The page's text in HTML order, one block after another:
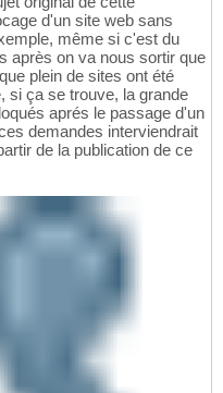
d'un site web sans
même si c'est du
après on va nous sortir que
plein de sites ont été
si ça se trouve, la grande
aprés le passage d'un
demandes interviendrait
de la publication de ce